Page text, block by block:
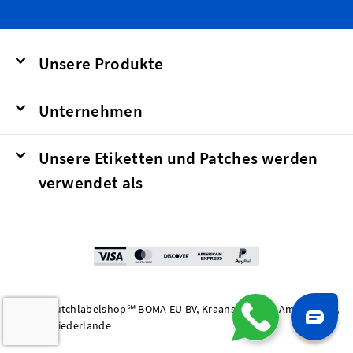
Unsere Produkte
Unternehmen
Unsere Etiketten und Patches werden
verwendet als
© 2026 Dutchlabelshop℠ BOMA EU BV, Kraanspoor 50, Amsterdam,
1033 SE Niederlande